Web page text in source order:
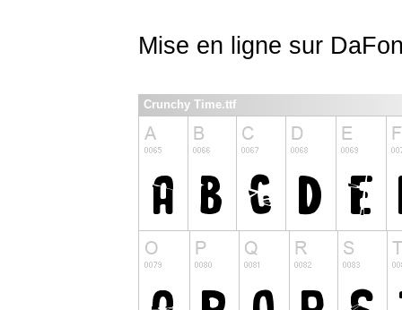
Mise en ligne sur
Crunchy Time.ttf